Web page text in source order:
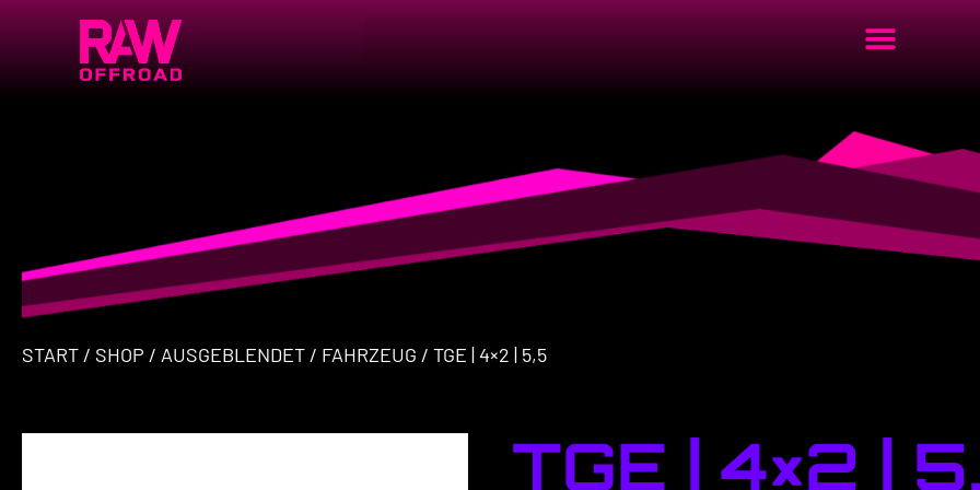
START/ SHOP / AUSGEBLENDET/ FAHRZEUG / TGE | 4×2 | 5,5
TGE | 4×2 |